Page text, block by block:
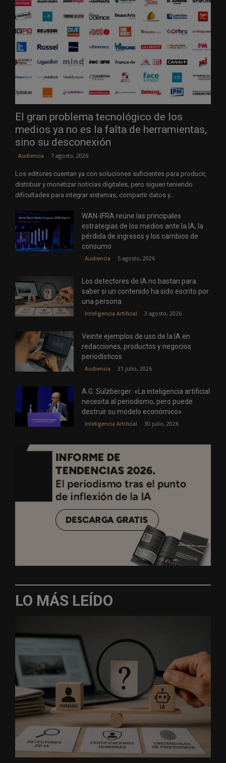
El gran problema tecnológico de los
medios ya no es la falta de herramientas,
sino su desconexión
Audiencia 7 agosto, 2026
Los editores cuentan ya con soluciones suficientes para producir,
distribuir y monetizar noticias digitales, pero siguen teniendo
dificultades para integrar sistemas, compartir datos y...
WAN-IFRA reúne las principales
estrategias de los medios ante la IA, la
pérdida de ingresos y los cambios de
consumo
Audiencia 5 agosto, 2026
Los detectores de IA no bastan para
saber si un contenido ha sido escrito por
una persona
Inteligencia Artificial 3 agosto, 2026
Veinte ejemplos de uso de la IA en
redacciones, productos y negocios
periodísticos
Audiencia 31 julio, 2026
A.G. Sulzberger: «La inteligencia artificial
necesita al periodismo, pero puede
destruir su modelo económico»
Inteligencia Artificial 30 julio, 2026
LO MÁS LEÍDO